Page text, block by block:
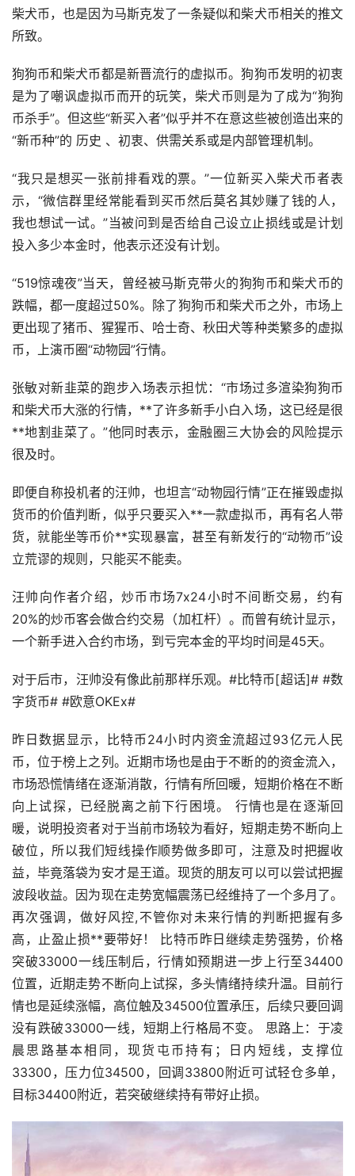
柴犬币，也是因为马斯克发了一条疑似和柴犬币相关的推文
所致。
狗狗币和柴犬币都是新晋流行的虚拟币。狗狗币发明的初衷
是为了嘲讽虚拟币而开的玩笑，柴犬币则是为了成为“狗狗
币杀手”。但这些“新买入者”似乎并不在意这些被创造出来的
“新币种”的 历史 、初衷、供需关系或是内部管理机制。
“我只是想买一张前排看戏的票。”一位新买入柴犬币者表
示，“微信群里经常能看到买币然后莫名其妙赚了钱的人，
我也想试一试。”当被问到是否给自己设立止损线或是计划
投入多少本金时，他表示还没有计划。
“519惊魂夜”当天，曾经被马斯克带火的狗狗币和柴犬币的
跌幅，都一度超过50%。除了狗狗币和柴犬币之外，市场上
更出现了猪币、猩猩币、哈士奇、秋田犬等种类繁多的虚拟
币，上演币圈“动物园”行情。
张敏对新韭菜的跑步入场表示担忧：“市场过多渲染狗狗币
和柴犬币大涨的行情，**了许多新手小白入场，这已经是很
**地割韭菜了。”他同时表示，金融圈三大协会的风险提示
很及时。
即便自称投机者的汪帅，也坦言“动物园行情”正在摧毁虚拟
货币的价值判断，似乎只要买入**一款虚拟币，再有名人带
货，就能坐等币价**实现暴富，甚至有新发行的“动物币”设
立荒谬的规则，只能买不能卖。
汪帅向作者介绍，炒币市场7x24小时不间断交易，约有
20%的炒币客会做合约交易（加杠杆）。而曾有统计显示，
一个新手进入合约市场，到亏完本金的平均时间是45天。
对于后市，汪帅没有像此前那样乐观。#比特币[超话]# #数
字货币# #欧意OKEx#
昨日数据显示，比特币24小时内资金流超过93亿元人民
币，位于榜上之列。近期市场也是由于不断的的资金流入，
市场恐慌情绪在逐渐消散，行情有所回暖，短期价格在不断
向上试探，已经脱离之前下行困境。 行情也是在逐渐回
暖，说明投资者对于当前市场较为看好，短期走势不断向上
破位，所以我们短线操作顺势做多即可，注意及时把握收
益，毕竟落袋为安才是王道。现货的朋友可以可以尝试把握
波段收益。因为现在走势宽幅震荡已经维持了一个多月了。
再次强调，做好风控,不管你对未来行情的判断把握有多
高，止盈止损**要带好！ 比特币昨日继续走势强势，价格
突破33000一线压制后，行情如预期进一步上行至34400
位置，近期走势不断向上试探，多头情绪持续升温。目前行
情也是延续涨幅，高位触及34500位置承压，后续只要回调
没有跌破33000一线，短期上行格局不变。 思路上：于凌
晨思路基本相同，现货屯币持有；日内短线，支撑位
33300，压力位34500，回调33800附近可试轻仓多单，
目标34400附近，若突破继续持有带好止损。